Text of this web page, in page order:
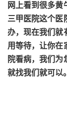
网上看到很多黄
三甲医院这个医
办，现在我们就
用等待，让你在
院看病，我们为
就找我们就可以。